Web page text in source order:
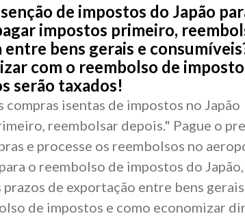
de impostos do Japão
impostos primeiro,
bens gerais e
com o reembolso de
serão taxados!
isentas de impostos no Japão
reembolsar depois." Pague o
e processe os reembolsos no
o reembolso de impostos do
de exportação entre bens
de impostos e como economizar